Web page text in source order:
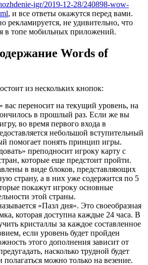
igr/2019-12-28/240898-wow-
, и все ответы окажутся перед вами.
рекламируется, не удивительно, что
в топе мобильных приложений.
Words of
из нескольких кнопок:
вас переносит на текущий уровень, на
в прошлый раз. Если же вы
во время первого входа в
небольшой вступительный
помогает понять принцип игры.
преподносит игроку карту с
которые еще предстоит пройти.
в виде блоков, представляющих
страну, а в них уже содержится по 5
покажут игроку основные
этой страны.
«Пазл дня». Это своеобразная
которая доступна каждые 24 часа. В
кристаллы за каждое составленное
если уровень будет пройден
этого дополнения зависит от
насколько трудной будет
можно только на везение.